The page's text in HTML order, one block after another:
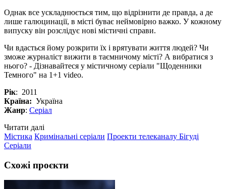
Однак все ускладнюється тим, що відрізнити де правда, а де
лише галюцинації, в місті буває неймовірно важко. У кожному
випуску він розслідує нові містичні справи.
Чи вдасться йому розкрити їх і врятувати життя людей? Чи
зможе журналіст вижити в таємничому місті? А вибратися з
нього? - Дізнавайтеся у містичному серіали "Щоденники
Темного" на 1+1 video.
Рік: 2011
Країна: Україна
Жанр: Серіал
Читати далі
Містика Кримінальні серіали Проекти телеканалу Бігуді
Серіали
Схожі проєкти